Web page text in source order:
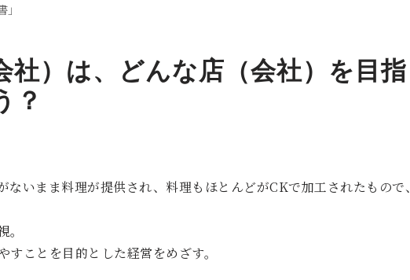
社）は、どんな店（会社）を目指
？
ないまま料理が提供され、料理もほとんどがCKで加工されたもので、
ことを目的とした経営をめざす。